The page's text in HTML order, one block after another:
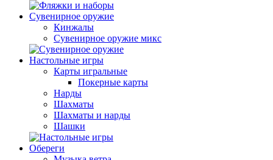
Сувенирное оружие
Кинжалы
Сувенирное оружие микс
Настольные игры
Карты игральные
Покерные карты
Нарды
Шахматы
Шахматы и нарды
Шашки
Обереги